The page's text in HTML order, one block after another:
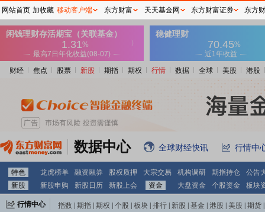
财经 焦点 股票 新股 期指 期权 行情 数据 全球 美股 港股
数据中心 全球财经快讯 行情中
特色 龙虎榜单 融资融券 股权质押 大宗交易 机构调研 期指持仓
公告
新股
新股申购 新股日历 新股上会 资金 大盘资金 个股资金 板块
行情中心 指数 期指 期权 个股 板块 排行 新股 基金 港股 美股 期货
网站首页 加收藏 移动客户端 东方财富 天天基金网 东方财富证券 东方